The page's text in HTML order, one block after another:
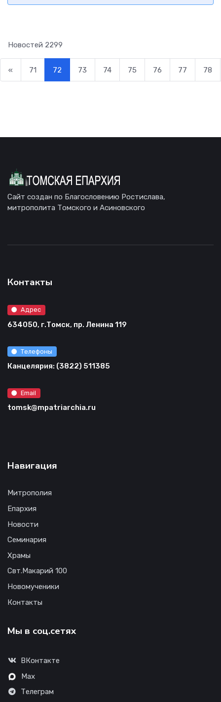
Новостей 2299
« 71 72 73 74 75 76 77 78
Сайт создан по Благословению Ростислава,
митрополита Томского и Асиновского
Контакты
Адрес
634050, г.Томск, пр. Ленина 119
Телефоны
Канцелярия: (3822) 511385
Email
tomsk@mpatriarchia.ru
Навигация
Митрополия
Епархия
Новости
Семинария
Храмы
Свт.Макарий 100
Новомученики
Контакты
Мы в соц.сетях
ВКонтакте
Max
Телеграм